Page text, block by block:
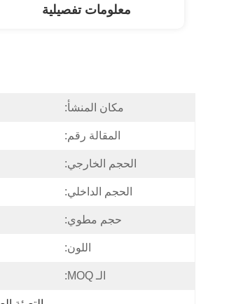
معلومات تفصيلية
مكان المنشأ:
المقالة رقم:
الحجم الخارجي:
الحجم الداخلي:
حجم مطوي:
اللون:
الـ MOQ: